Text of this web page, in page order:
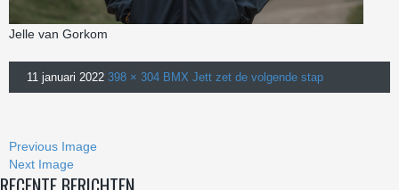
Jelle van Gorkom
11 januari 2022 398 × 304 BMX Jett zet de volgende stap
Previous Image
Next Image